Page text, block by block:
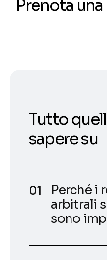
Prenota
Tutto
sapere su
Perché i
arbitrali
sono